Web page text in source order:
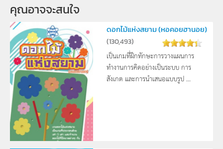
สาขาเทคโนโลยี สสวท.
เทคโนโลยี
ระดับชั้น
ป.5
กลุ่มเป้าหมาย
ครู, นักเรียน
คุณอาจจะสนใจ
ดอกไม้แห่งสยาม (หอคอยฮานอย)
(130,493)
เป็นเกมที่ฝึกทักษะการวางแผนการ
ทำงานการคิดอย่างเป็นระบบ การ
สังเกต และการนำเสนอแบบรูป ...